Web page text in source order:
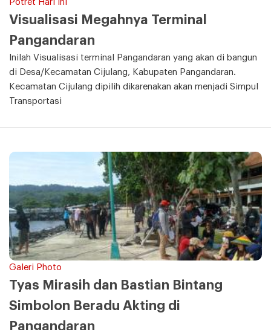
Potret Hari Ini
Visualisasi Megahnya Terminal
Pangandaran
Inilah Visualisasi terminal Pangandaran yang akan di bangun
di Desa/Kecamatan Cijulang, Kabupaten Pangandaran.
Kecamatan Cijulang dipilih dikarenakan akan menjadi Simpul
Transportasi
Galeri Photo
Tyas Mirasih dan Bastian Bintang
Simbolon Beradu Akting di
Pangandaran